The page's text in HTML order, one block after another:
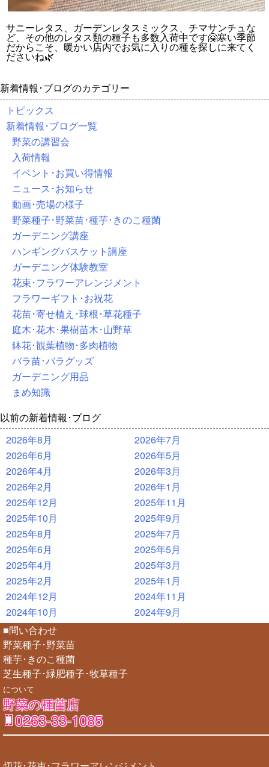
サニーレタス、ガーデンレタスミックス、チマサンチュな
ど、その他のレタス類の種子も多数入荷中です🤗寒い季節
だからこそ、暖かい店内でお気に入りの種を探しに来てく
ださいね🌿
新着情報･ブログのカテゴリー
トピックス
新着情報･ブログ一覧
野菜の講習会
入荷情報
イベント･お買い得情報
ニュース･お知らせ
動画･売場の様子
野菜種子･野菜苗･種芋･きのこ種菌
ガーデニング講座
ハンギングバスケット講座
ガーデニング体験教室
花束･フラワーアレンジメント
フラワーギフト･お祝花
花苗･寄せ植え･球根･草花種子
庭木･花木･果樹苗木･山野草
鉢花･観葉植物･多肉植物
バラ苗･バラグッズ
ガーデニング用品
まめ知識
以前の新着情報･ブログ
2026年8月
2026年7月
2026年6月
2026年5月
2026年4月
2026年3月
2026年2月
2026年1月
2025年12月
2025年11月
2025年10月
2025年9月
2025年8月
2025年7月
2025年6月
2025年5月
2025年4月
2025年3月
2025年2月
2025年1月
2024年12月
2024年11月
2024年10月
2024年9月
■問い合わせ
野菜種子･野菜苗
種芋･きのこ種菌
芝生種子･緑肥種子･牧草種子
について
野菜の種苗店
0263-33-1085